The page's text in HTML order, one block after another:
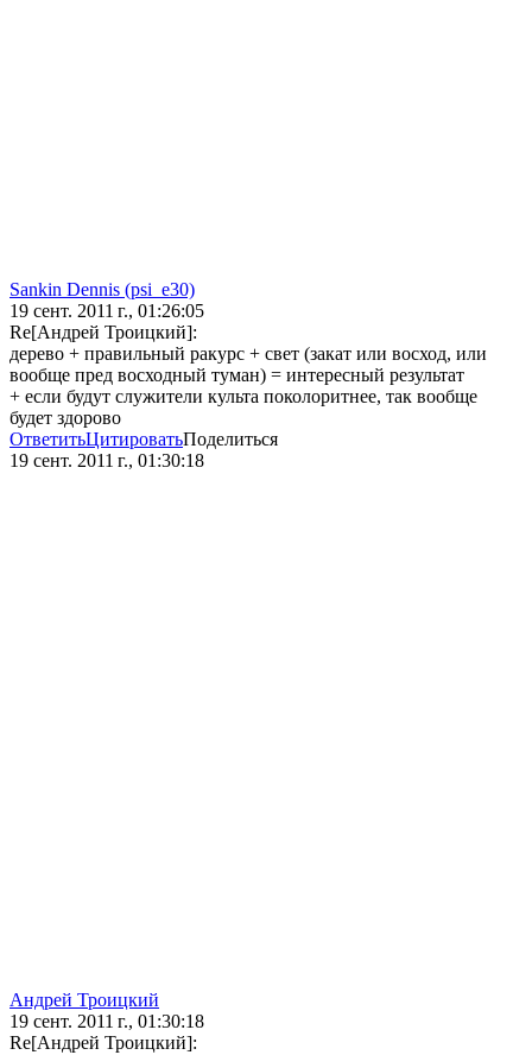
Sankin Dennis (psi_e30)
19 сент. 2011 г., 01:26:05
Re[Андрей Троицкий]:
дерево + правильный ракурс + свет (закат или восход, или
вообще пред восходный туман) = интересный результат
+ если будут служители культа поколоритнее, так вообще
будет здорово
ОтветитьЦитироватьПоделиться
19 сент. 2011 г., 01:30:18
Андрей Троицкий
19 сент. 2011 г., 01:30:18
Re[Андрей Троицкий]: